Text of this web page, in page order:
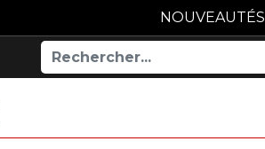
NOUVEAUTÉS